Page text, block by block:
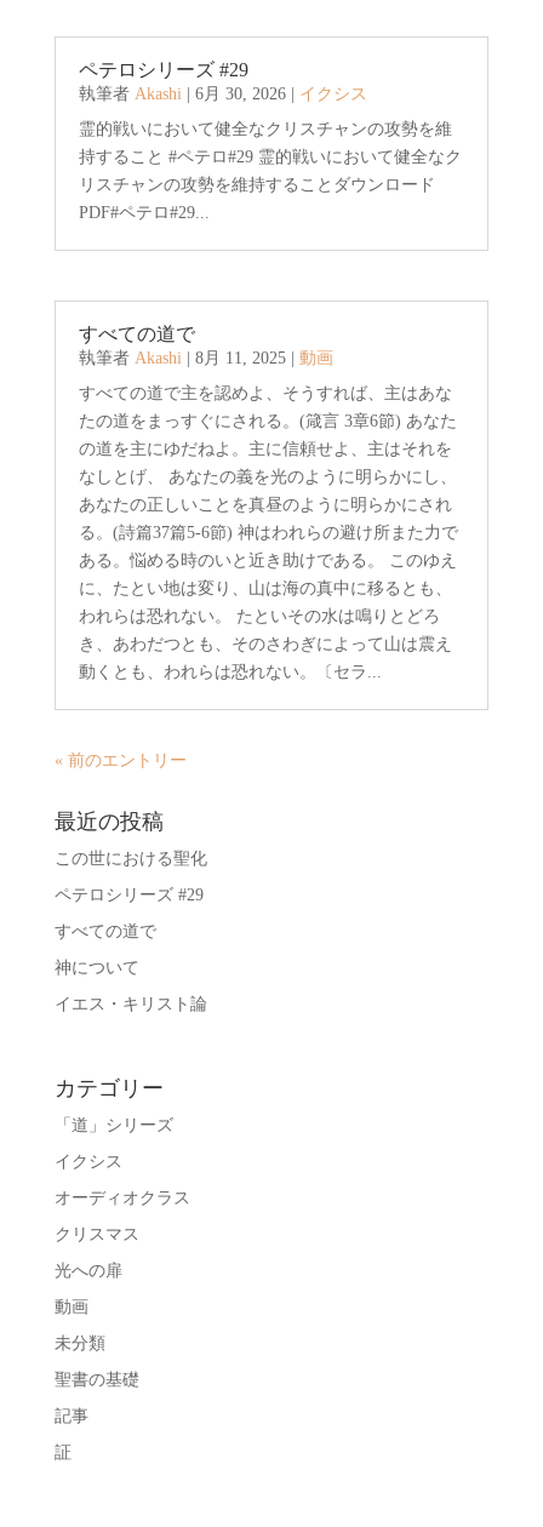
ペテロシリーズ #29
執筆者 Akashi| 6月 30, 2026| イクシス
霊的戦いにおいて健全なクリスチャンの攻勢を維
持すること #ペテロ#29 霊的戦いにおいて健全なク
リスチャンの攻勢を維持することダウンロード
PDF#ペテロ#29...
すべての道で
執筆者 Akashi| 8月 11, 2025| 動画
すべての道で主を認めよ、そうすれば、主はあな
たの道をまっすぐにされる。(箴言 3章6節) あなた
の道を主にゆだねよ。主に信頼せよ、主はそれを
なしとげ、 あなたの義を光のように明らかにし、
あなたの正しいことを真昼のように明らかにされ
る。(詩篇37篇5-6節) 神はわれらの避け所また力で
ある。悩める時のいと近き助けである。 このゆえ
に、たとい地は変り、山は海の真中に移るとも、
われらは恐れない。 たといその水は鳴りとどろ
き、あわだつとも、そのさわぎによって山は震え
動くとも、われらは恐れない。〔セラ...
« 前のエントリー
最近の投稿
この世における聖化
ペテロシリーズ #29
すべての道で
神について
イエス・キリスト論
カテゴリー
「道」シリーズ
イクシス
オーディオクラス
クリスマス
光への扉
動画
未分類
聖書の基礎
記事
証